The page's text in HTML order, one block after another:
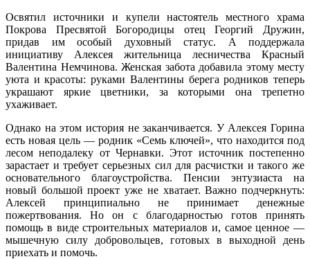
Освятил источники и купели настоятель местного храма
Покрова Пресвятой Богородицы отец Георгий Дружин,
придав им особый духовный статус. А поддержала
инициативу Алексея жительница лесничества Красный
Валентина Немчинова. Женская забота добавила этому месту
уюта и красоты: руками Валентины берега родников теперь
украшают яркие цветники, за которыми она трепетно
ухаживает.
Однако на этом история не заканчивается. У Алексея Горина
есть новая цель — родник «Семь ключей», что находится под
лесом неподалеку от Чернавки. Этот источник постепенно
зарастает и требует серьезных сил для расчистки и такого же
основательного благоустройства. Пенсии энтузиаста на
новый большой проект уже не хватает. Важно подчеркнуть:
Алексей принципиально не принимает денежные
пожертвования. Но он с благодарностью готов принять
помощь в виде строительных материалов и, самое ценное —
мышечную силу добровольцев, готовых в выходной день
приехать и помочь.